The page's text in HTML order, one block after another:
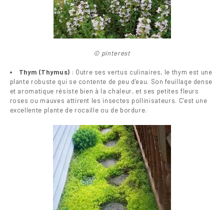
© pinterest
Thym (Thymus) : Outre ses vertus culinaires, le thym est une
plante robuste qui se contente de peu d’eau. Son feuillage dense
et aromatique résiste bien à la chaleur, et ses petites fleurs
roses ou mauves attirent les insectes pollinisateurs. C’est une
excellente plante de rocaille ou de bordure.